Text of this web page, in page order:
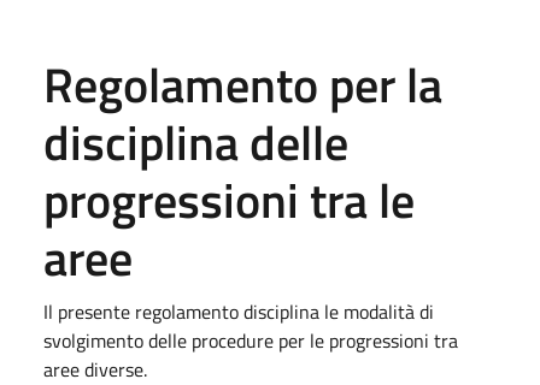
Regolamento per la
disciplina delle
progressioni tra le
aree
Il presente regolamento disciplina le modalità di
svolgimento delle procedure per le progressioni tra
aree diverse.